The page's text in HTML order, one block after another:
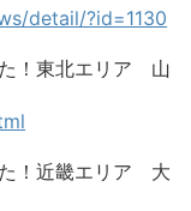
detail/?id=1130
！東北エリア 山
！近畿エリア 大